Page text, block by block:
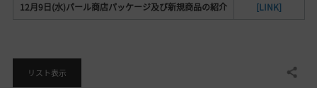
12月9日(水)パール商店パッケージ及び新規商品の紹介
[LINK]
リスト表示 共有する